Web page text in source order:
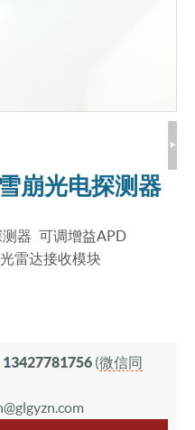
崩光电探测器
器 可调增益APD
雷达接收模块
13427781756 (微信同